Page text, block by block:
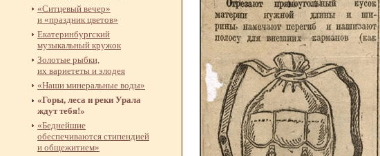
«Ситцевый вечер»
и «праздник цветов»
Екатеринбургский
музыкальный кружок
Золотые рыбки,
их вариететы и элодея
«Наши минеральные воды»
«Горы, леса и реки Урала
ждут тебя!»
«Беднейшие
обеспечиваются стипендией
и общежитием»